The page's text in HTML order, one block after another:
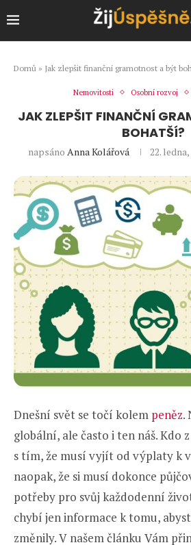
Domů » Jak zlepšit finanční gramotnost a být
Nemovitosti Osobní rozvoj
JAK ZLEPŠIT FINANČNÍ
BOHATŠÍ?
napsáno Anna Kolářová 22. ledna,
Dnešní svět se točí kolem peněz.
globální, ale často i ten náš. Kdo
s tím, že musí vyjít od výplaty k
naopak, že si musí dokonce
potřeby pro svůj každodenní
chybí jen informace k tomu,
změnily. V našem článku Vám